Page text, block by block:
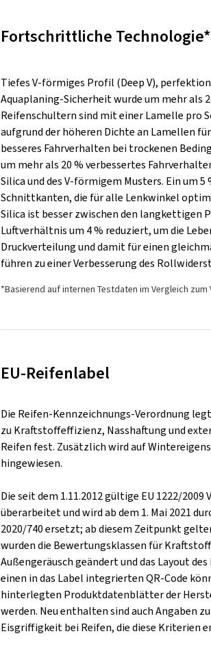
Fortschrittliche
Tiefes V-förmiges Profil (Deep V),
Aquaplaning-Sicherheit wurde um mehr als
Reifenschultern sind mit einer Lamelle pro
aufgrund der höheren Dichte an Lamellen
besseres Fahrverhalten bei trockenen
um mehr als 20 % verbessertes
Silica und des V-förmigem Musters. Ein um
Schnittkanten, die für alle Lenkwinkel
Silica ist besser zwischen den langkettigen
Luftverhältnis um 4 % reduziert, um die
Druckverteilung und damit für einen
führen zu einer Verbesserung des
*Basierend auf internen Testdaten im Vergleich
EU-Reifenlabel
Die Reifen-Kennzeichnungs-Verordnung
zu Kraftstoffeffizienz, Nasshaftung und
Reifen fest. Zusätzlich wird auf
hingewiesen.
Die seit dem 1.11.2012 gültige EU 1222/2009
überarbeitet und wird ab dem 1. Mai 2021
2020/740 ersetzt; ab diesem Zeitpunkt
wurden die Bewertungsklassen für
Außengeräusch geändert und das Layout
einen in das Label integrierten QR-Code
hinterlegten Produktdatenblätter der
werden. Neu enthalten sind auch Angaben
Eisgriffigkeit bei Reifen, die diese Kriterien